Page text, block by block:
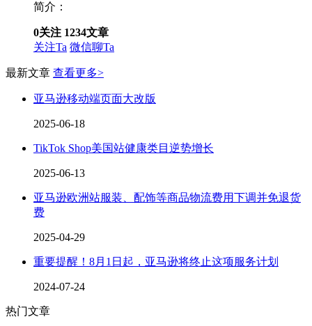
简介：
0关注 1234文章
关注Ta 微信聊Ta
最新文章 查看更多>
亚马逊移动端页面大改版
2025-06-18
TikTok Shop美国站健康类目逆势增长
2025-06-13
亚马逊欧洲站服装、配饰等商品物流费用下调并免退货
费
2025-04-29
重要提醒！8月1日起，亚马逊将终止这项服务计划
2024-07-24
热门文章